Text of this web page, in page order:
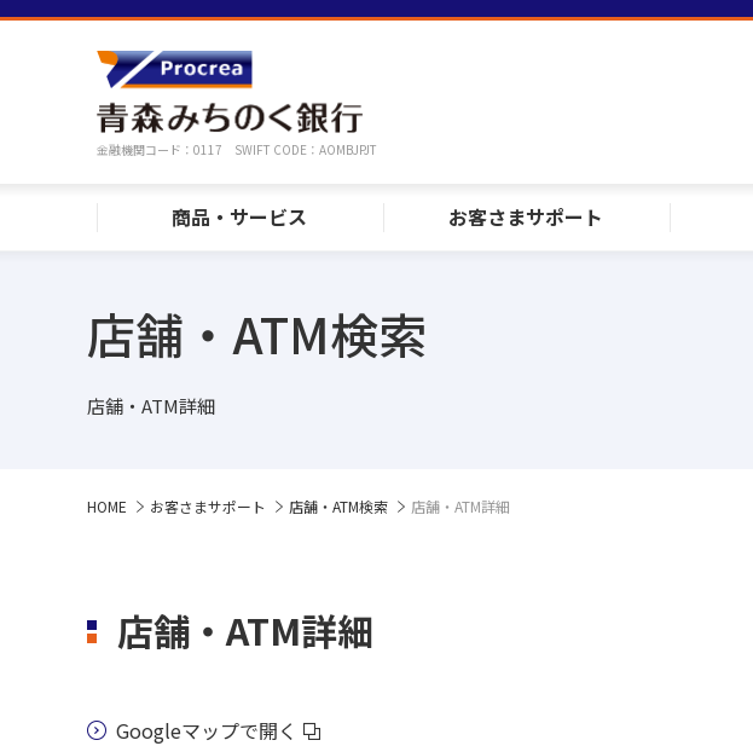
金融機関コード：0117 SWIFT CODE：AOMBJPJT
商品・サービス お客さまサポート
店舗・ATM検索
店舗・ATM詳細
HOME お客さまサポート 店舗・ATM検索 店舗・ATM詳細
店舗・ATM詳細
Googleマップで開く